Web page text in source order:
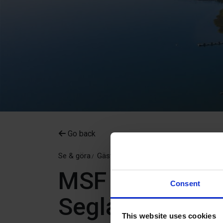
Consent
This website uses cookies
Go back
Se & göra Gästhamnar
MSF –
Seglarförening